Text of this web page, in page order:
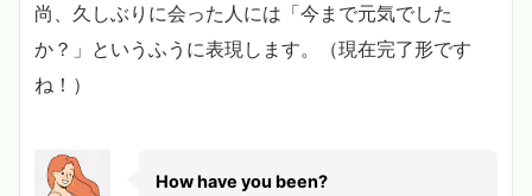
尚、久しぶりに会った人には「今まで元気でした
か？」というふうに表現します。（現在完了形です
ね！）
How have you been?